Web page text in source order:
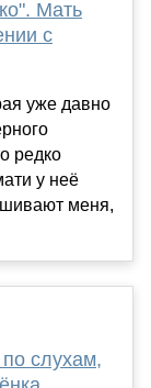
Мать
с
уже давно
редко
у неё
меня,
слухам,